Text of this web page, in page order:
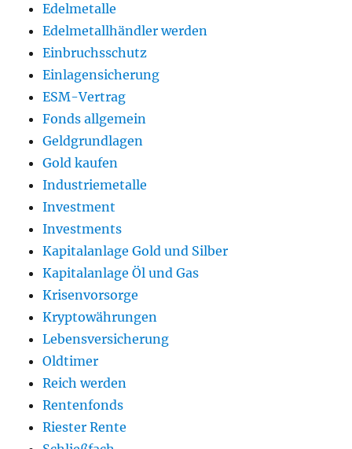
Edelmetalle
Edelmetallhändler werden
Einbruchsschutz
Einlagensicherung
ESM-Vertrag
Fonds allgemein
Geldgrundlagen
Gold kaufen
Industriemetalle
Investment
Investments
Kapitalanlage Gold und Silber
Kapitalanlage Öl und Gas
Krisenvorsorge
Kryptowährungen
Lebensversicherung
Oldtimer
Reich werden
Rentenfonds
Riester Rente